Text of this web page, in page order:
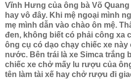
Vĩnh Hưng của ông bà Võ
hay vô đây. Khi mệ ngoại mình
mẹ mình dẫn vào chào ôn mệ.
đen, không biết có phải công xa
ông cụ có dạo chạy chiếc xe này
nước. Bên trái là xe Simca trắng
chiếc xe chở mấy lu rượu của
tên làm tài xế hay chở rượu đi